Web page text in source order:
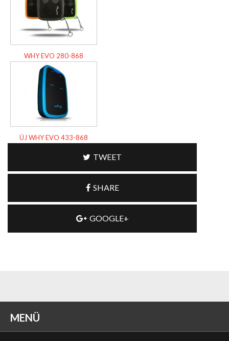
WHY EVO 280-868
ÚJ WHY EVO 433-868
TWEET
SHARE
GOOGLE+
MENÜ